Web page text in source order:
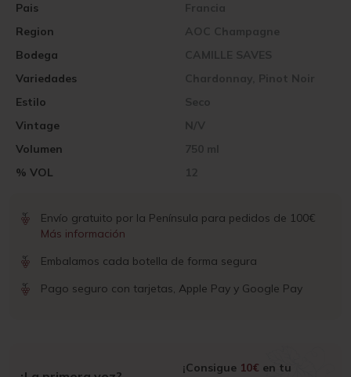
Pais Francia
Vintage N/V
Region AOC Champagne
Volumen 750 ml
Bodega CAMILLE SAVES
% VOL 12
Variedades Chardonnay, Pinot Noir
Estilo Seco
CANTIDAD
Envío gratuito por la Península para pedidos de 100€
Más información
Embalamos cada botella de forma segura
Pago seguro con tarjetas, Apple Pay y Google Pay
¡Consigue 10€ en tu